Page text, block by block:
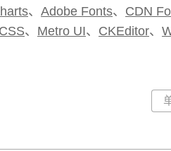
、 Adobe Fonts、 CDN
、 Metro UI、 CKEditor、